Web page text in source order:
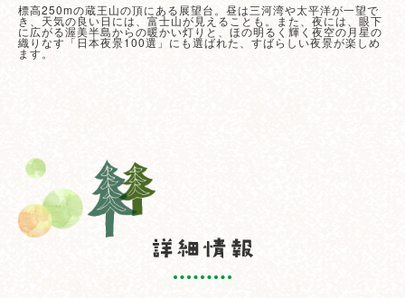
標高250mの蔵王山の頂にある展望台。昼は三河湾や太平洋が一望で
き、天気の良い日には、富士山が見えることも。また、夜には、眼下
に広がる渥美半島からの暖かい灯りと、ほの明るく輝く夜空の月星の
織りなす「日本夜景100選」にも選ばれた、すばらしい夜景が楽しめ
ます。